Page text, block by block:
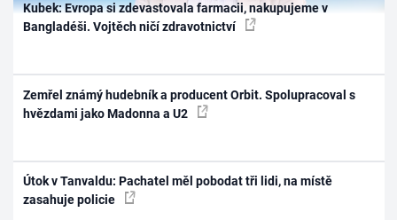
Kubek: Evropa si zdevastovala farmacii, nakupujeme v
Bangladéši. Vojtěch ničí zdravotnictví
Zemřel známý hudebník a producent Orbit. Spolupracoval s
hvězdami jako Madonna a U2
Útok v Tanvaldu: Pachatel měl pobodat tři lidi, na místě
zasahuje policie